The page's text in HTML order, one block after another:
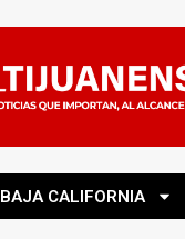
BAJA CALIFORNIA